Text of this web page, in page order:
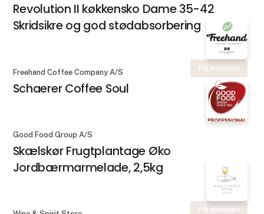
Revolution II køkkensko Dame 35-42
Skridsikre og god stødabsorbering
På messen
Freehand Coffee Company A/S
Schaerer Coffee Soul
Good Food Group A/S
Skælskør Frugtplantage Øko
Jordbærmarmelade, 2,5kg
På messen